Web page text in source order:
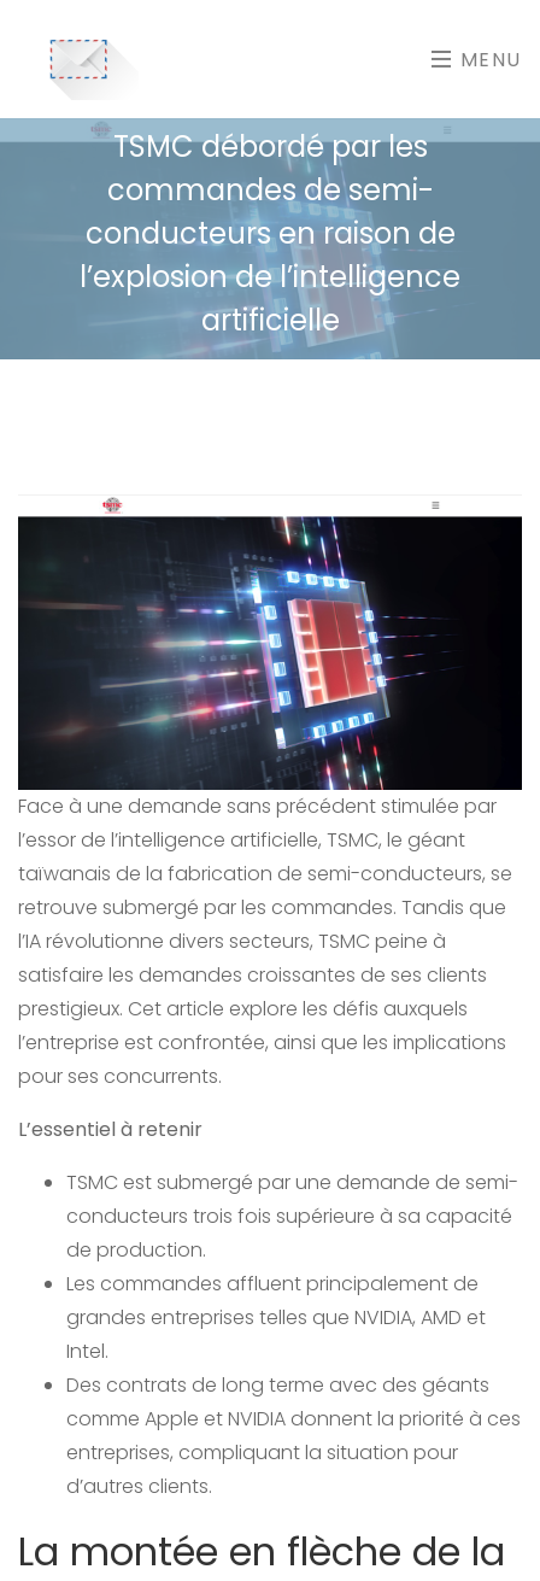
MENU
TSMC débordé par les
commandes de semi-
conducteurs en raison de
l’explosion de l’intelligence
artificielle
Face à une demande sans précédent stimulée par
l’essor de l’intelligence artificielle, TSMC, le géant
taïwanais de la fabrication de semi-conducteurs, se
retrouve submergé par les commandes. Tandis que
l’IA révolutionne divers secteurs, TSMC peine à
satisfaire les demandes croissantes de ses clients
prestigieux. Cet article explore les défis auxquels
l’entreprise est confrontée, ainsi que les implications
pour ses concurrents.
L’essentiel à retenir
TSMC est submergé par une demande de semi-
conducteurs trois fois supérieure à sa capacité
de production.
Les commandes affluent principalement de
grandes entreprises telles que NVIDIA, AMD et
Intel.
Des contrats de long terme avec des géants
comme Apple et NVIDIA donnent la priorité à ces
entreprises, compliquant la situation pour
d’autres clients.
La montée en flèche de la